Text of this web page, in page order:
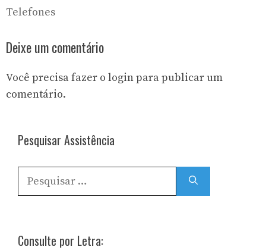
Telefones
Deixe um comentário
Você precisa fazer o loginpara publicar um
comentário.
Pesquisar Assistência
por:
Consulte por Letra: